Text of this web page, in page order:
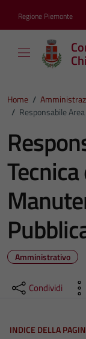
Regione Piemonte
Home /
/ Responsabile
Amministrativo
Condividi
INDICE DELLA